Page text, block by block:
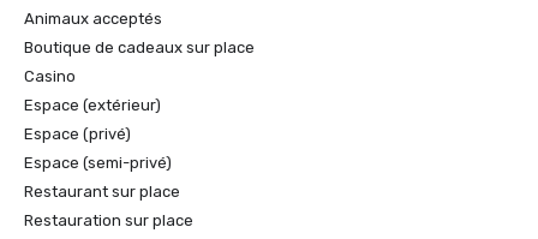
Animaux acceptés
Boutique de cadeaux sur place
Casino
Espace (extérieur)
Espace (privé)
Espace (semi-privé)
Restaurant sur place
Restauration sur place